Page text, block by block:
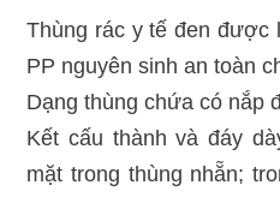
Thùng rác y tế đen được
PP nguyên sinh an toàn
Dạng thùng chứa có nắp
Kết cấu thành và đáy
mặt trong thùng nhẵn;